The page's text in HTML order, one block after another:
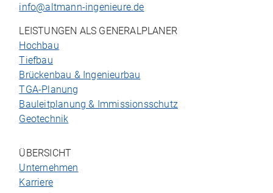
info@altmann-ingenieure.de
LEISTUNGEN ALS GENERALPLANER
Hochbau
Tiefbau
Brückenbau & Ingenieurbau
TGA-Planung
Bauleitplanung & Immissionsschutz
Geotechnik
ÜBERSICHT
Unternehmen
Karriere